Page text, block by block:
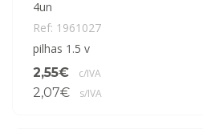
4un
Ref: 1961027
pilhas 1.5 v
2,55€
c/IVA
2,07€ s/IVA